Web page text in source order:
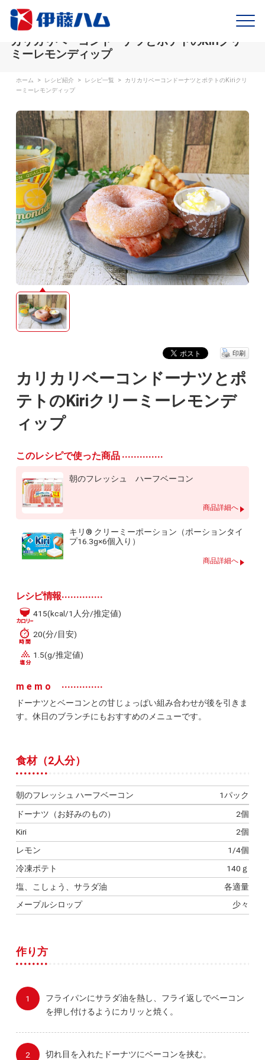
カリカリベーコンドーナツとポテトのKiriクリー
ミーレモンディップ
ホーム > レシピ紹介 > レシピ一覧 >
カリカリベーコンドーナツとポテトのKiriクリ
ーミーレモンディップ
カリカリベーコンドーナツとポ
テトのKiriクリーミーレモンデ
ィップ
印刷
このレシピで使った商品
朝のフレッシュ ハーフベーコン
商品詳細へ
キリ® クリーミーポーション（ポーションタイ
プ16.3g×6個入り）
商品詳細へ
レシピ情報
415(kcal/1人分/推定値)
20(分/目安)
1.5(g/推定値)
memo
ドーナツとベーコンとの甘じょっぱい組み合わせが後を引きま
す。休日のブランチにもおすすめのメニューです。
食材（2人分）
朝のフレッシュ ハーフベーコン
1パック
ドーナツ（お好みのもの）
2個
Kiri
2個
レモン
1/4個
冷凍ポテト
140ｇ
塩、こしょう、サラダ油
各適量
メープルシロップ
少々
作り方
フライパンにサラダ油を熱し、フライ返しでベーコン
を押し付けるようにカリッと焼く。
切れ目を入れたドーナツにベーコンを挟む。